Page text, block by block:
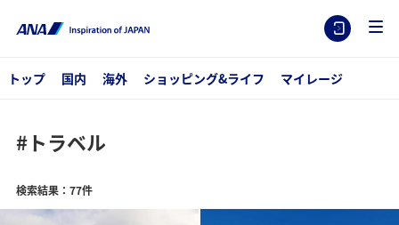
トップ 国内 海外 ショッピング&ライフ マイレージ
#トラベル
検索結果：77件